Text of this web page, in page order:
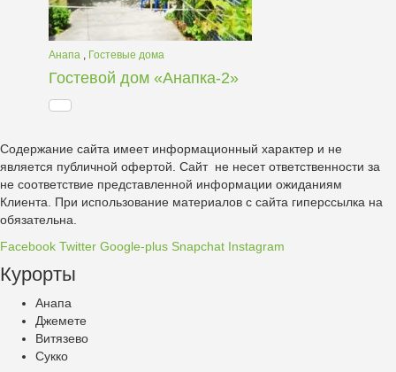
Анапа , Гостевые дома
Гостевой дом «Анапка-2»
Содержание сайта имеет информационный характер и не
является публичной офертой. Сайт не несет ответственности за
не соответствие представленной информации ожиданиям
Клиента. При использование материалов с сайта гиперссылка на
обязательна.
Facebook Twitter Google-plus Snapchat Instagram
Курорты
Анапа
Джемете
Витязево
Сукко